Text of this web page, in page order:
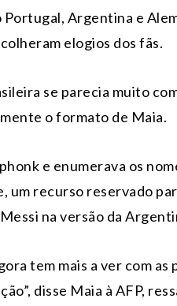
Portugal, Argentina e
elogios dos fãs.
se parecia muito
o formato de Maia.
e enumerava os
um recurso reservado
na versão da
tem mais a ver com
disse Maia à AFP,